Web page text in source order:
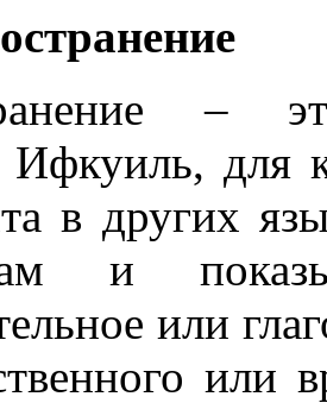
–
Ифкуиль, для
в других
и
или
или